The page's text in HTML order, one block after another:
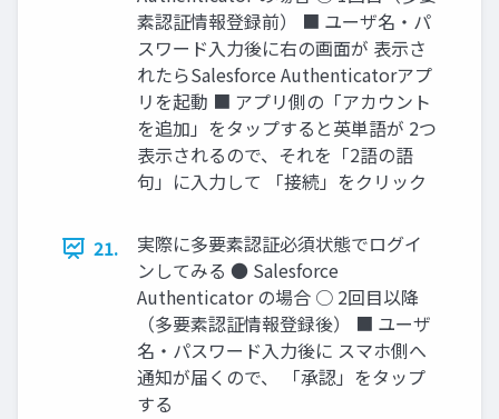
素認証情報登録前） ■ ユーザ名・パ
スワード入力後に右の画面が 表示さ
れたらSalesforce Authenticatorアプ
リを起動 ■ アプリ側の「アカウント
を追加」をタップすると英単語が 2つ
表示されるので、それを「2語の語
句」に入力して 「接続」をクリック
21.
実際に多要素認証必須状態でログイ
ンしてみる ● Salesforce
Authenticator の場合 ○ 2回目以降
（多要素認証情報登録後） ■ ユーザ
名・パスワード入力後に スマホ側へ
通知が届くので、 「承認」をタップ
する